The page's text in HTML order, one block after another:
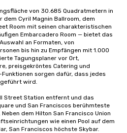
von 30.685 Quadratmetern in
dem Cyril Magnin Ballroom, dem
Room mit seinen charakteristischen
Embarcadero Room — bietet das
an Formaten, von
bis hin zu Empfängen mit 1.000
Tagungsplaner vor Ort,
preisgekröntes Catering und
sorgen dafür, dass jedes
wird.
Street Station entfernt und das
und San Franciscos berühmteste
dem Hilton San Francisco Union
wie einen Pool auf dem
San Franciscos höchste Skybar.